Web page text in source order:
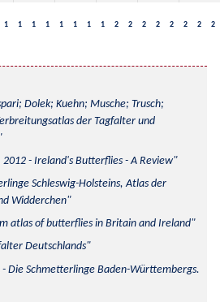
1 1 1 1 1 1 1 1 2 2 2 2 2 2 2 2
Dolek; Kuehn; Musche; Trusch;
der Tagfalter und
- Ireland's Butterflies - A Review
Schleswig-Holsteins, Atlas der
Widderchen
atlas of butterflies in Britain and Ireland
Deutschlands
Die Schmetterlinge Baden-Württembergs.